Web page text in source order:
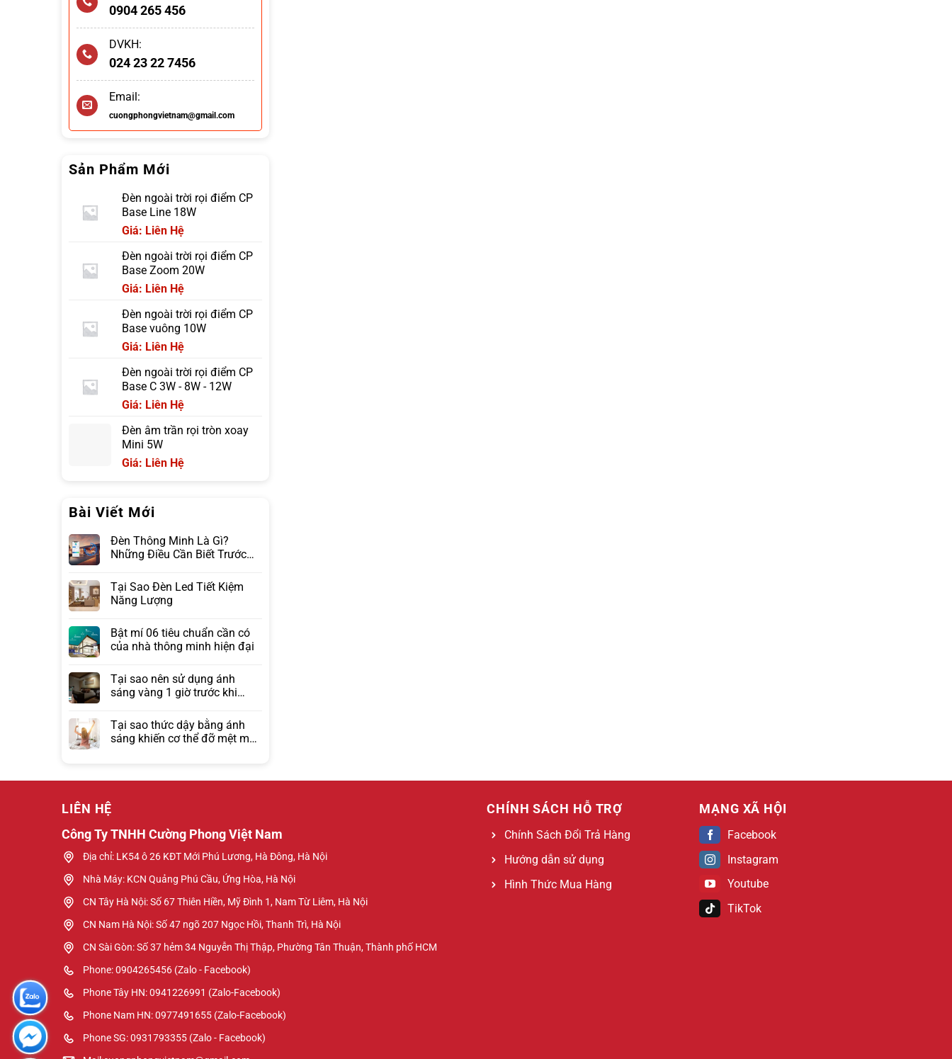
0904 265 456
DVKH:
024 23 22 7456
Email:
cuongphongvietnam@gmail.com
Sản Phẩm Mới
Đèn ngoài trời rọi điểm CP
Base Line 18W
Giá: Liên Hệ
Đèn ngoài trời rọi điểm CP
Base Zoom 20W
Giá: Liên Hệ
Đèn ngoài trời rọi điểm CP
Base vuông 10W
Giá: Liên Hệ
Đèn ngoài trời rọi điểm CP
Base C 3W - 8W - 12W
Giá: Liên Hệ
Đèn âm trần rọi tròn xoay
Mini 5W
Giá: Liên Hệ
Bài Viết Mới
Đèn Thông Minh Là Gì?
Những Điều Cần Biết Trước
Tại Sao Đèn Led Tiết Kiệm
Năng Lượng
Bật mí 06 tiêu chuẩn cần có
của nhà thông minh hiện đại
Tại sao nên sử dụng ánh
sáng vàng 1 giờ trước khi
Tại sao thức dậy bằng ánh
sáng khiến cơ thể đỡ mệt mỏi
LIÊN HỆ
Công Ty TNHH Cường Phong Việt Nam
Địa chỉ: LK54 ô 26 KĐT Mới Phú Lương, Hà Đông, Hà Nội
Nhà Máy: KCN Quảng Phú Cầu, Ứng Hòa, Hà Nội
CN Tây Hà Nội: Số 67 Thiên Hiền, Mỹ Đình 1, Nam Từ Liêm, Hà Nội
CN Nam Hà Nội: Số 47 ngõ 207 Ngọc Hồi, Thanh Trì, Hà Nội
CN Sài Gòn: Số 37 hẻm 34 Nguyễn Thị Thập, Phường Tân Thuận, Thành phố HCM
Phone: 0904265456 (Zalo - Facebook)
Phone Tây HN: 0941226991 (Zalo-Facebook)
Phone Nam HN: 0977491655 (Zalo-Facebook)
Phone SG: 0931793355 (Zalo - Facebook)
CHÍNH SÁCH HỖ TRỢ
Chính Sách Đổi Trả Hàng
Hướng dẫn sử dụng
Hình Thức Mua Hàng
MẠNG XÃ HỘI
Facebook
Instagram
Youtube
TikTok